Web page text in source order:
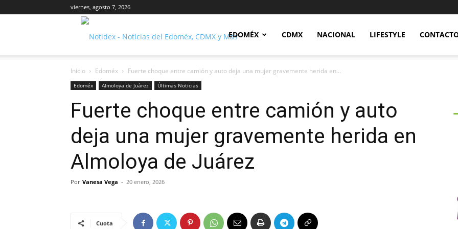
viernes, agosto 7, 2026
Notidex
EDOMÉX CDMX NACIONAL LIFESTYLE
Inicio Edoméx Fuerte choque entre camión y auto deja una mujer gravemente herida en...
Edoméx Almoloya de Juárez Últimas Noticias
Fuerte choque entre camión y auto
deja una mujer gravemente herida en
Almoloya de Juárez
Por Vanesa Vega - 20 enero, 2026
Cuota